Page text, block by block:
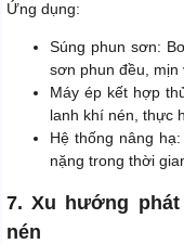
Ứng dụng:
Súng phun sơn:
sơn phun đều, mịn
Máy ép kết hợp
lanh khí nén, thực
Hệ thống nâng
nặng trong thời
7. Xu hướng
nén